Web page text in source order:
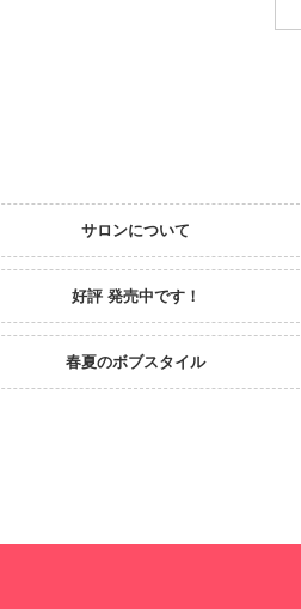
サロンについて
好評 発売中です！
春夏のボブスタイル